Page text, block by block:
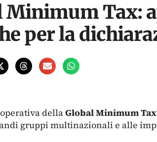
Minimum Tax:
per la
dellaGlobal Minimum Tax
gruppi multinazionali e alle